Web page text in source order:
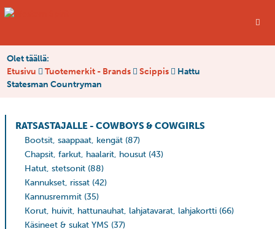
Olet täällä:
Etusivu
Tuotemerkit - Brands Scippis
Hattu
Statesman Countryman
RATSASTAJALLE - COWBOYS & COWGIRLS
Bootsit, saappaat, kengät (87)
Chapsit, farkut, haalarit, housut (43)
Hatut, stetsonit (88)
Kannukset, rissat (42)
Kannusremmit (35)
Korut, huivit, hattunauhat, lahjatavarat, lahjakortti (66)
Käsineet & sukat YMS (37)